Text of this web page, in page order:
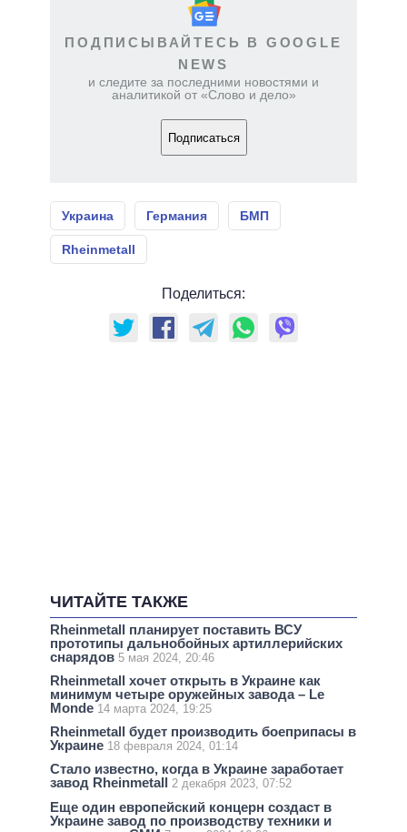
ПОДПИСЫВАЙТЕСЬ В GOOGLE
NEWS
и следите за последними новостями и
аналитикой от «Слово и дело»
Подписаться
Украина Германия БМП
Rheinmetall
Поделиться:
ЧИТАЙТЕ ТАКЖЕ
Rheinmetall планирует поставить ВСУ
прототипы дальнобойных артиллерийских
снарядов 5 мая 2024, 20:46
Rheinmetall хочет открыть в Украине как
минимум четыре оружейных завода – Le
Monde 14 марта 2024, 19:25
Rheinmetall будет производить боеприпасы в
Украине 18 февраля 2024, 01:14
Стало известно, когда в Украине заработает
завод Rheinmetall 2 декабря 2023, 07:52
Еще один европейский концерн создаст в
Украине завод по производству техники и